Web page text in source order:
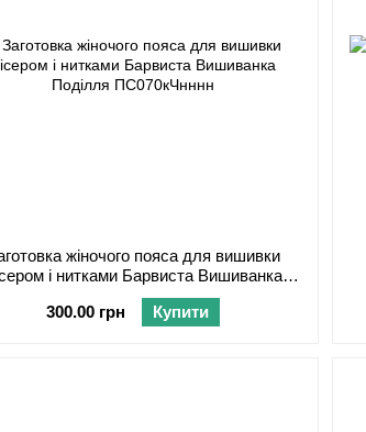
жіночого пояса для вишивки
і нитками Барвиста Вишиванка
Поділля ПС070кЧнннн
300.00 грн
Купити